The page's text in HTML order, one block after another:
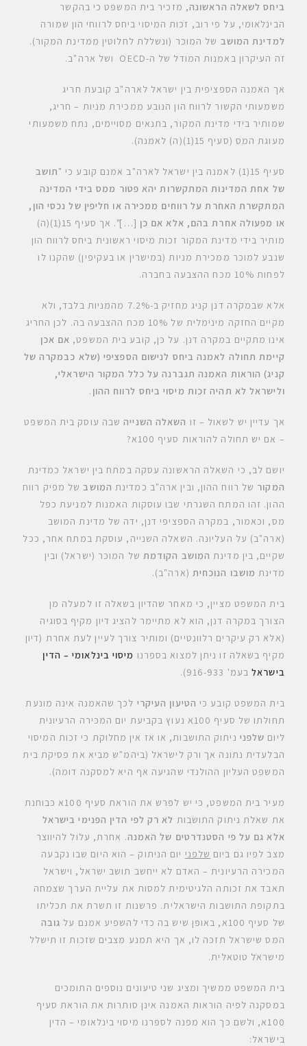
ביחס לשאלה הראשונה, מזכיר בית המשפט כי בהקשר
הבינלאומי, על פי רוב, זכות המיסוי ביחס לרווחי הון שמורה
למדינת המושב של המוכר (ונשללת לחלוטין ממדינת המקור).
זה העיקרון באמנות המודל של ה-OECD ושל ארה"ב.
אך האמנה הספציפית בין ישראל לארה"ב קובעת חריג
משמעותי הקשור לרווח הון הנובע ממכירת מניות – חריג,
שמותיר בידי מדינת המקור, בתנאים מסויימים, נתח משמעותי
מעוגת המס (סעיף 15(1)(ה) לאמנה).
סעיף 15(1) לאמנה בין ישראל לארה"ב אמנם קובע כי "
תושב
של אחת המדינות המתקשרות יהא פטור ממס בידי המדינה
המתקשרת האחרת על רווחים ממכירה או חליפין של נכסי הון,
או מפעולה אחרת בהם, אלא אם כן
[…]". אך סעיף 15(1)(ה)
מותיר בידי מדינת המקור זכות מיסוי ראשונית ביחס לרווח הון
שנבע למוכר ממכירת מניות (במישרין או בעקיפין) שהקנו לו
לפחות 10% מכח ההצבעה בחברה.
אלא שבמקרה דנן קניג מחזיק ב-7.2% מהמניות בלבד, ולא
מקיים החזקה מינימלית של 10% מכח ההצבעה בה. לכן החריג
אינו מתקיים במקרה דנן. על כן, קובע בית המשפט, אם אכן
קיימת תחולה לאמנה ביחס לנישום הספציפי (שלא כבמקרה של
קניג) הוראות האמנה תגברנה על כלל המקור הישראלי,
ולישראל לא תהיה זכות מיסוי ביחס לרווח ההון .
אך עדיין יש לשאול – זו השאלה השנייהשבה עוסק בית המשפט
– אם יש תחולה להוראות סעיף 100א?
יושם לב, כי השאלה הראשונה עסקה במתח בין ישראל כמדינת
המקור של רווח ההון, ובין ארה"ב כמדינת המושבשל מפיק רווח
ההון. זהו המתח השגרתי שבו עוסקות האמנות למניעת כפל
מס, וכאמור, במקרה הספציפי דנן, ידה של מדינת המושב
(ארה"ב) על העליונה. השאלה השנייה, עוסקת במתח אחר, ככל
שקיים, בין מדינת המושב הקודמת של המוכר (ישראל) ובין
מדינת מושבו הנוכחית (ארה"ב).
בית המשפט מציין, כי מאחר שהדיון בשאלה זו למעלה מן
הצורך במקרה דנן, הוא לא מתיימר להציג דיון מקיף בסוגיה
(אלא רק עיקרים רלוונטיים) ומותיר צורך לעיין לעת אחרת (דיון
מקיף בשאלה זו ניתן למצוא בספרנו מיסוי בינלאומי – הדין
בישראלבעמ' 916-933).
בית המשפט קובע כי הטיעון העיקרי לכך שהאמנה אינה מונעת
תחולתו של סעיף 100א נעוץ בקביעת יום המכירה הרעיונית
ליום שלפני ניתוק התושבות, או אז אין מחלוקת כי זכות המיסוי
הבלעדית נתונה אך ורק לישראל (ביהמ"ש מביא את פסיקת בית
המשפט העליון ההולנדי שהגיעה אף היא למסקנה דומה).
מעיר בית המשפט, כי יש לפרש את הוראת סעיף 100א כבוחנת
את שאלת ניתוק התושבות לא רק לפי הדין הפנימי בישראל
אלא גם על פי הסטנדרטים של האמנה. אחרת, עלול להיווצר
מצב לפיו גם ביום שלפני יום הניתוק – הוא היום שבו נקבעה
המכירה הרעיונית – האדם לא ייחשב תושב ישראל, וישראל
תאבד את זכותה הלגיטימית למסות את עליית הערך שצמחה
בתקופת התושבות הישראלית. פרשנות זו תשרת את תכליתו
של סעיף 100א, באופן שיש בה כדי להשפיע אמנם על
גובה
המס שישראל תזכה לו, אך היא תמנע מצבים שזכות זו תישלל
מישראל טוטאלית.
בית המשפט ממשיך ומציג שני טיעונים נוספים התומכים
במסקנה לפיה הוראות האמנה אינן סותרות את הוראת סעיף
100א, ולשם כך הוא מפנה לספרנו מיסוי בינלאומי – הדין
בישראל: